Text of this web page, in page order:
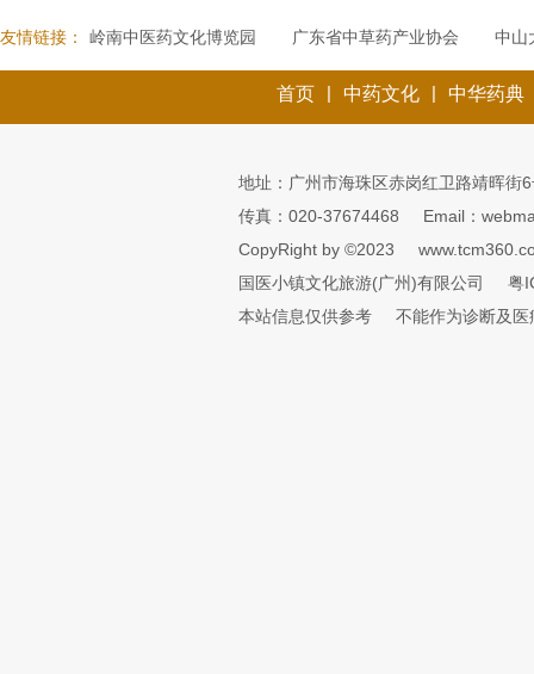
友情链接： 岭南中医药文化博览园 广东省中草药产业协会 中山
首页 | 中药文化 | 中华药典
地址：广州市海珠区赤岗红卫路靖晖街
传真：020-37674468
Email：
CopyRight by ©2023
国医小镇文化旅游(广州)有限公司
粤
本站信息仅供参考
不能作为诊断及医